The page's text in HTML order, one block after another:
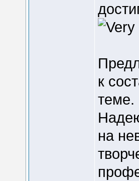
к
теме.
на